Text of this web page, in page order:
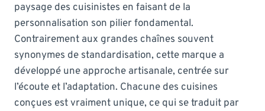
paysage des cuisinistes en faisant de la
personnalisation son pilier fondamental.
Contrairement aux grandes chaînes souvent
synonymes de standardisation, cette marque a
développé une approche artisanale, centrée sur
l’écoute et l’adaptation. Chacune des cuisines
conçues est vraiment unique, ce qui se traduit par